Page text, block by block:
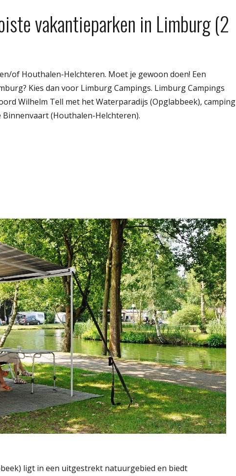
vakantieparken in Limburg (2
of Houthalen-Helchteren. Moet je gewoon doen! Een
Kies dan voor Limburg Campings. Limburg Campings
Wilhelm Tell met het Waterparadijs (Opglabbeek), camping
(Houthalen-Helchteren).
ligt in een uitgestrekt natuurgebied en biedt